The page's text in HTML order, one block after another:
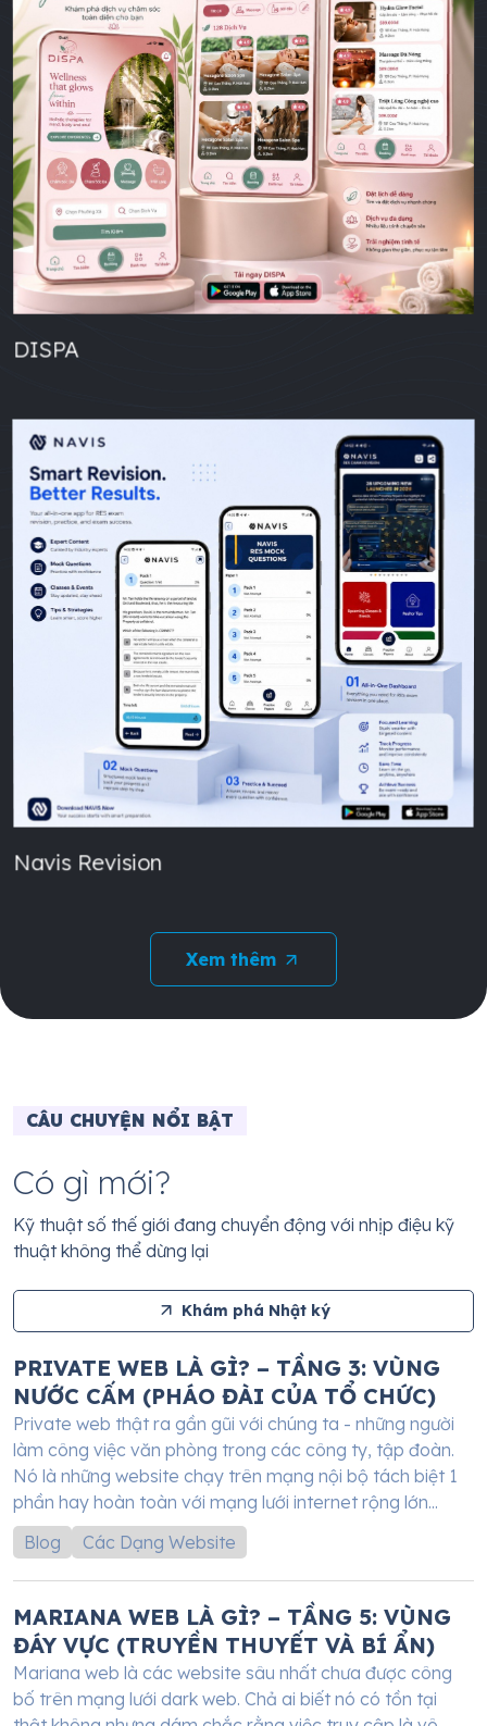
DISPA
Navis Revision
Xem thêm
CÂU CHUYỆN NỔI BẬT
Có gì mới?
Kỹ thuật số thế giới đang chuyển động với nhịp điệu kỹ
thuật không thể dừng lại
Khám phá Nhật ký
PRIVATE WEB LÀ GÌ? – TẦNG 3: VÙNG
NƯỚC CẤM (PHÁO ĐÀI CỦA TỔ CHỨC)
Private web thật ra gần gũi với chúng ta - những người
làm công việc văn phòng trong các công ty, tập đoàn.
Nó là những website chạy trên mạng nội bộ tách biệt 1
phần hay hoàn toàn với mạng lưới internet rộng lớn...
Blog
Các Dạng Website
MARIANA WEB LÀ GÌ? – TẦNG 5: VÙNG
ĐÁY VỰC (TRUYỀN THUYẾT VÀ BÍ ẨN)
Mariana web là các website sâu nhất chưa được công
bố trên mạng lưới dark web. Chả ai biết nó có tồn tại